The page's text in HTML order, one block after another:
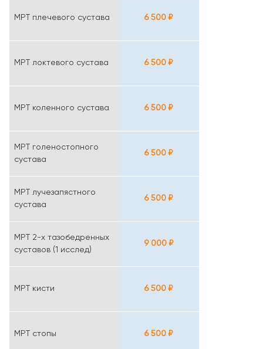
МРТ плечевого сустава 6 500 ₽
МРТ локтевого сустава 6 500 ₽
МРТ коленного сустава 6 500 ₽
МРТ голеностопного
сустава
6 500 ₽
МРТ лучезапястного
сустава
6 500 ₽
МРТ 2-х тазобедренных
суставов (1 исслед)
9 000 ₽
МРТ кисти 6 500 ₽
МРТ стопы 6 500 ₽